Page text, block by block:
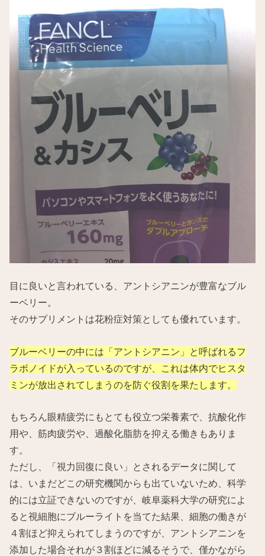
目に良いと言われている、アントシアニンが豊富なブル
ーベリー。
そのサプリメントは花粉症対策としても優れています。
ブルーベリーの中には「アントシアニン」と呼ばれるフ
ラボノイドが入っているのですが、これは体内でヒスタ
ミンが放出されてしまうのを防ぐ役割を果たします。
もちろん眼精疲労にもとても役立つ栄養素で、抗酸化作
用や、筋肉疲労や、過酸化脂肪を抑える働きもありま
す。
ただし、「視力回復に良い」とされるデータに関して
は、いまだどこの研究機関からも出ていないため、科学
的には立証できないのですが、岐阜薬科大学の研究によ
ると視細胞にブルーライトを当てた結果、細胞の働きが
４割ほど抑えられてしまうのですが、アントシアニンを
添加した場合それが３割ほどに減るそうで、僅かながら